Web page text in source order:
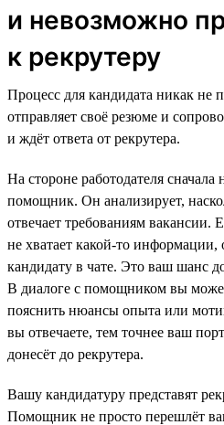
и невозможно
к рекрутеру
Процесс для кандидата никак не
отправляет своё резюме и
и ждёт ответа от рекрутера.
На стороне работодателя
помощник. Он анализирует,
отвечает требованиям
не хватает какой-то информации,
кандидату в чате. Это ваш шанс
В диалоге с помощником вы
пояснить нюансы опыта или
вы отвечаете, тем точнее ваш
донесёт до рекрутера.
Вашу кандидатуру представят
Помощник не просто перешлёт